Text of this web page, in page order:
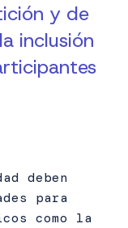
y de
inclusión
deben
para
como la